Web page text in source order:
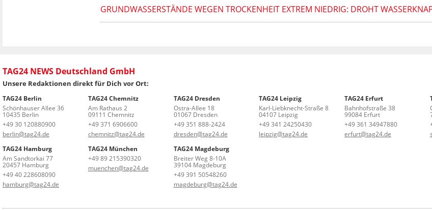
GRUNDWASSERSTÄNDE WEGEN TROCKENHEIT EXTREM NIEDRIG: DROHT
TAG24 NEWS Deutschland GmbH
Unsere Redaktionen direkt für Dich vor Ort:
TAG24 Berlin
Schönhauser Allee 36
10435 Berlin
+49 30 120880900
berlin@tag24.de
TAG24 Chemnitz
Am Rathaus 2
09111 Chemnitz
+49 371 6906600
chemnitz@tag24.de
TAG24 Dresden
Ostra-Allee 18
01067 Dresden
+49 351 888-2424
dresden@tag24.de
TAG24 Leipzig
Karl-Liebknecht-Straße 8
04107 Leipzig
+49 341 24250430
leipzig@tag24.de
TAG24 Erfurt
Bahnhofstraße 38
99084 Erfurt
+49 361 34947880
erfurt@tag24.de
TAG24 Hamburg
Am Sandtorkai 77
20457 Hamburg
+49 40 228608090
hamburg@tag24.de
TAG24 München
+49 89 215390320
muenchen@tag24.de
TAG24 Magdeburg
Breiter Weg 8-10A
39104 Magdeburg
+49 391 50548260
magdeburg@tag24.de